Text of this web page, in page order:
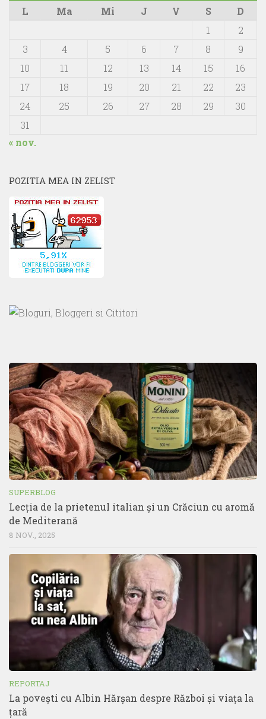
L
Ma Mi J V S
D
1
2
3
4 5 6 7 8
9
10
11 12 13 14 15
16
17
18 19 20 21 22
23
24
25 26 27 28 29
30
31
« nov.
POZITIA MEA IN ZELIST
SUPERBLOG
Lecția de la prietenul italian și un Crăciun cu aromă
de Mediterană
8 NOV., 2025
REPORTAJ
La povești cu Albin Hărșan despre Război și viața la
țară